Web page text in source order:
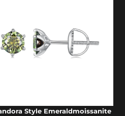
Style Emeraldmoissanite